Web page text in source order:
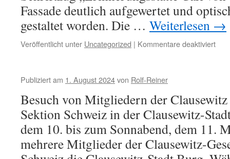
Fassade deutlich aufgewertet und
gestaltet worden. Die … Weiterlesen →
Veröffentlicht unter Uncategorized | Kommentare deaktiviertfür
am
05.
eine
Publiziert am 1. August 2024von Rolf-Reiner
Besuch von Mitgliedern der Clausewitz
Sektion Schweiz in der Clausewitz-
dem 10. bis zum Sonnabend, dem 11.
mehrere Mitglieder der Clausewitz-